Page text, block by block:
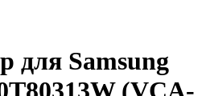
для Samsung